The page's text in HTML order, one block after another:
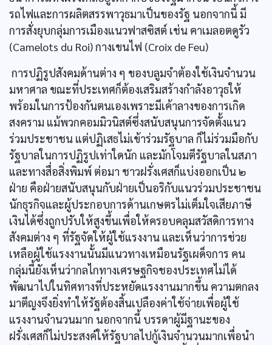
รถไฟและการผลิตสรรพาวุธมาเป็นของรัฐ นอกจากนี้ มี
การสั่งยุบกลุ่มการเมืองแนวฟาสซิสต์ เช่น คาเมลอตดูรัว
(Camelots du Roi) กางเขนไฟ (Croix de Feu)
การปฏิรูปสังคมด้านต่าง ๆ ของบลูมจำต้องใช้เงินจำนวน
มหาศาล ขณะที่ประเทศก็ต้องเสริมสร้างกำลังอาวุธให้
พร้อมในการป้องกันตนเองเพราะมีเค้าลางของการเกิด
สงคราม แม้พวกคอมมิวนิสต์ซึ่งสนับสนุนการจัดตั้งแนว
ร่วมประชาชน แต่ปฏิเสธไม่เข้าร่วมรัฐบาล ก็ไม่ร่วมมือกับ
รัฐบาลในการปฏิรูปเท่าใดนัก และมักโจมตีรัฐบาลในสภา
และทางสื่อสิ่งพิมพ์ ต่อมา ชาวฝรั่งเศสก็แบ่งออกเป็น ๒
ฝ่าย คือฝ่ายสนับสนุนกับฝ่ายเป็นอริกับแนวร่วมประชาชน
นักธุรกิจและผู้ประกอบการด้านเกษตรไม่เต็มใจเสียภาษี
เงินได้ซึ่งถูกปรับให้สูงขึ้นเพื่อให้ครอบคลุมสวัสดิการทาง
สังคมต่าง ๆ ที่รัฐจัดให้ผู้ใช้แรงงาน และเห็นว่าการช่วย
เหลือผู้ใช้แรงงานนั้นมีแนวทางเหมือนรัฐเผด็จการ คน
กลุ่มนี้ยังเห็นว่ากลไกทางเศรษฐกิจชองประเทศไม่ได้
พัฒนาไปในทิศทางที่ประหยัดแรงงานมากขึ้น ความตกลง
มาตีญงจึงยิ่งทำให้รัฐต้องสิ้นเปลืองค่าใช้จ่ายเพื่อผู้ใช้
แรงงานจำนวนมาก นอกจากนี้ บรรดาผู้มีฐานะของ
ฝรั่งเศสก็ไม่ประสงค์ให้รัฐบาลไปกู้เงินจำนวนมากเพื่อนำ